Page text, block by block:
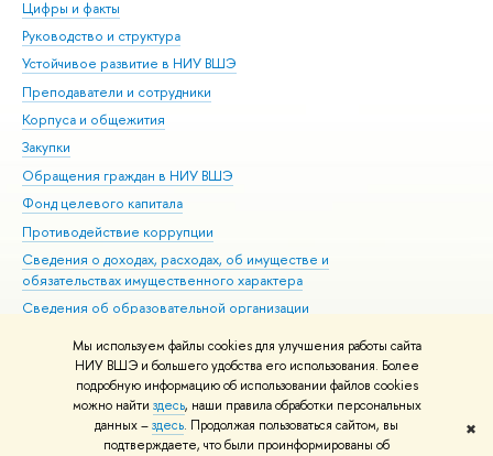
Мы используем файлы cookies для улучшения работы сайта
НИУ ВШЭ и большего удобства его использования. Более
подробную информацию об использовании файлов cookies
можно найти здесь, наши правила обработки персональных
данных –здесь. Продолжая пользоваться сайтом, вы
подтверждаете, что были проинформированы об
✖
Цифры и факты
Руководство и структура
Устойчивое развитие в НИУ ВШЭ
Преподаватели и сотрудники
Корпуса и общежития
Закупки
Обращения граждан в НИУ ВШЭ
Фонд целевого капитала
Противодействие коррупции
Сведения о доходах, расходах, об имуществе и
обязательствах имущественного характера
Сведения об образовательной организации
Людям с ограниченными возможностями здоровья
Единая платежная страница
Работа в Вышке